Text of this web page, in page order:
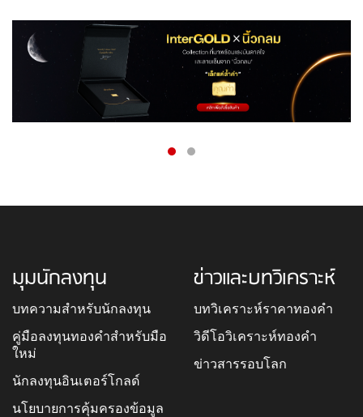
มุมนักลงทุน
บทความสำหรับนักลงทุน
คู่มือลงทุนทองคำสำหรับมือ
ใหม่
นักลงทุนอินเตอร์โกลด์
นโยบายการคุ้มครองข้อมูล
ข่าวและบทวิเคราะห์
บทวิเคราะห์ราคาทองคำ
วิดีโอวิเคราะห์ทองคำ
ข่าวสารรอบโลก